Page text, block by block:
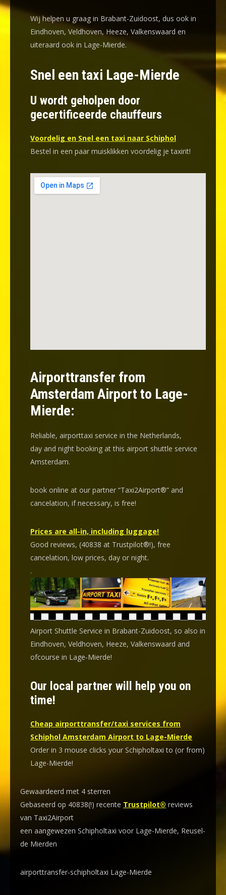
Wij helpen u graag in Brabant-Zuidoost, dus ook in
Eindhoven, Veldhoven, Heeze, Valkenswaard en
uiteraard ook in Lage-Mierde.
Snel een taxi Lage-Mierde
U wordt geholpen door
gecertificeerde chauffeurs
Voordelig en Snel een taxi naar Schiphol
Bestel in een paar muisklikken voordelig je taxirit!
Airporttransfer from
Amsterdam Airport to Lage-
Mierde:
Reliable, airporttaxi service in the Netherlands,
day and night booking at this airport shuttle service
Amsterdam.
book online at our partner “Taxi2Airport®” and
cancelation, if necessary, is free!
Prices are all-in, including luggage!
Good reviews, (40838 at Trustpilot®!), free
cancelation, low prices, day or night.
.
Airport Shuttle Service in Brabant-Zuidoost, so also in
Eindhoven, Veldhoven, Heeze, Valkenswaard and
ofcourse in Lage-Mierde!
Our local partner will help you on
time!
Cheap airporttransfer/taxi services from
Schiphol Amsterdam Airport to Lage-Mierde
Order in 3 mouse clicks your Schipholtaxi to (or from)
Lage-Mierde!
Gewaardeerd met 4 sterren
Gebaseerd op 40838(!) recente Trustpilot® reviews
van Taxi2Airport
een aangewezen Schipholtaxi voor Lage-Mierde, Reusel-
de Mierden
airporttransfer-schipholtaxi Lage-Mierde